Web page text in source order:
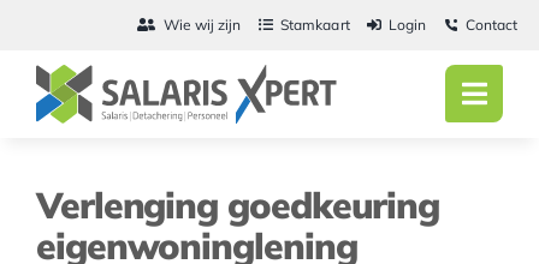
inhoud
Wie wij zijn Stamkaart Login Contact
Verlenging goedkeuring
eigenwoninglening